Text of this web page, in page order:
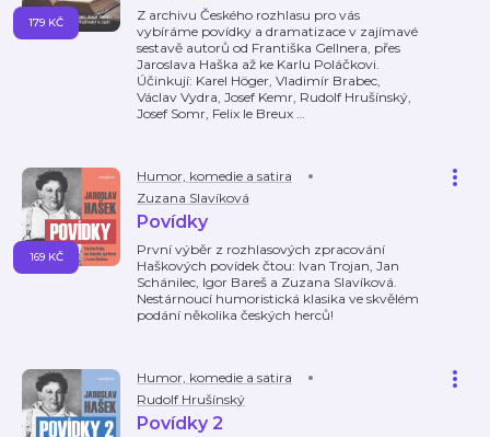
Z archivu Českého rozhlasu pro vás
vybíráme povídky a dramatizace v zajímavé
sestavě autorů od Františka Gellnera, přes
Jaroslava Haška až ke Karlu Poláčkovi.
Účinkují: Karel Höger, Vladimír Brabec,
Václav Vydra, Josef Kemr, Rudolf Hrušínský,
Josef Somr, Felix le Breux …
179 KČ
Humor, komedie a satira
Zuzana Slavíková
Povídky
První výběr z rozhlasových zpracování
Haškových povídek čtou: Ivan Trojan, Jan
Schánilec, Igor Bareš a Zuzana Slavíková.
Nestárnoucí humoristická klasika ve skvělém
podání několika českých herců!
169 KČ
Humor, komedie a satira
Rudolf Hrušínský
Povídky 2